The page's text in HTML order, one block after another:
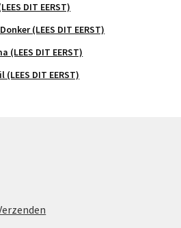
DIT EERST)
(LEES DIT EERST)
(LEES DIT EERST)
DIT EERST)